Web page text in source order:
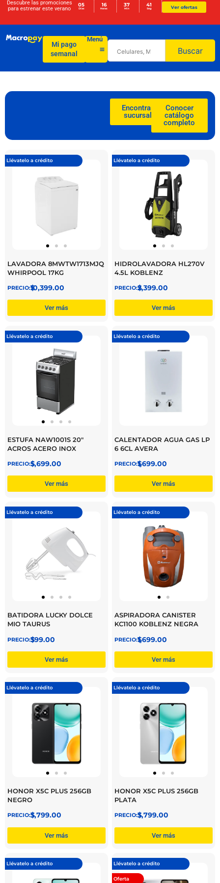
Descubre las promociones
para estrenar este verano
05
Días
16
Horas
37
Min
40
Seg Ver ofertas
Mi pago
semanal
Menú
Buscar
Encontrar
sucursal
Conocer
catálogo
completo
Llévatelo a crédito
LAVADORA 8MWTW1713MJQ
WHIRPOOL 17KG
$
10,399.00
Ver más
Llévatelo a crédito
HIDROLAVADORA HL270V
4.5L KOBLENZ
$
2,399.00
Ver más
Llévatelo a crédito
ESTUFA NAW1001S 20″
ACROS ACERO INOX
$
5,699.00
Ver más
Llévatelo a crédito
CALENTADOR AGUA GAS LP
6 6CL AVERA
$
1,699.00
Ver más
Llévatelo a crédito
BATIDORA LUCKY DOLCE
MIO TAURUS
$
399.00
Ver más
Llévatelo a crédito
ASPIRADORA CANISTER
KC1100 KOBLENZ NEGRA
$
1,699.00
Ver más
Llévatelo a crédito
HONOR X5C PLUS 256GB
NEGRO
$
3,799.00
Ver más
Llévatelo a crédito
HONOR X5C PLUS 256GB
PLATA
$
3,799.00
Ver más
Llévatelo a crédito Llévatelo a crédito
Oferta